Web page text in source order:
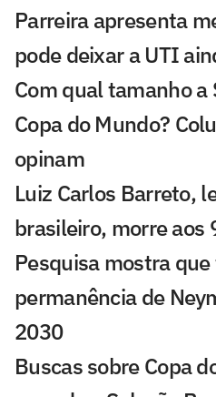
Parreira apresenta
pode deixar a UTI
Com qual tamanho a
Copa do Mundo?
opinam
Luiz Carlos Barreto,
brasileiro, morre aos
Pesquisa mostra
permanência de
2030
Buscas sobre Copa